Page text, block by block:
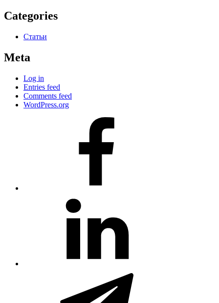
Categories
Статьи
Meta
Log in
Entries feed
Comments feed
WordPress.org